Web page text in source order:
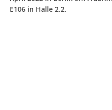
E106 in Halle 2.2.